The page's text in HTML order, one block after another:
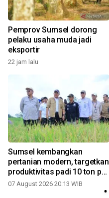
Pemprov Sumsel dorong
pelaku usaha muda jadi
eksportir
22 jam lalu
Sumsel kembangkan
pertanian modern, targetkan
produktivitas padi 10 ton per
hektare
07 August 2026 20:13 WIB